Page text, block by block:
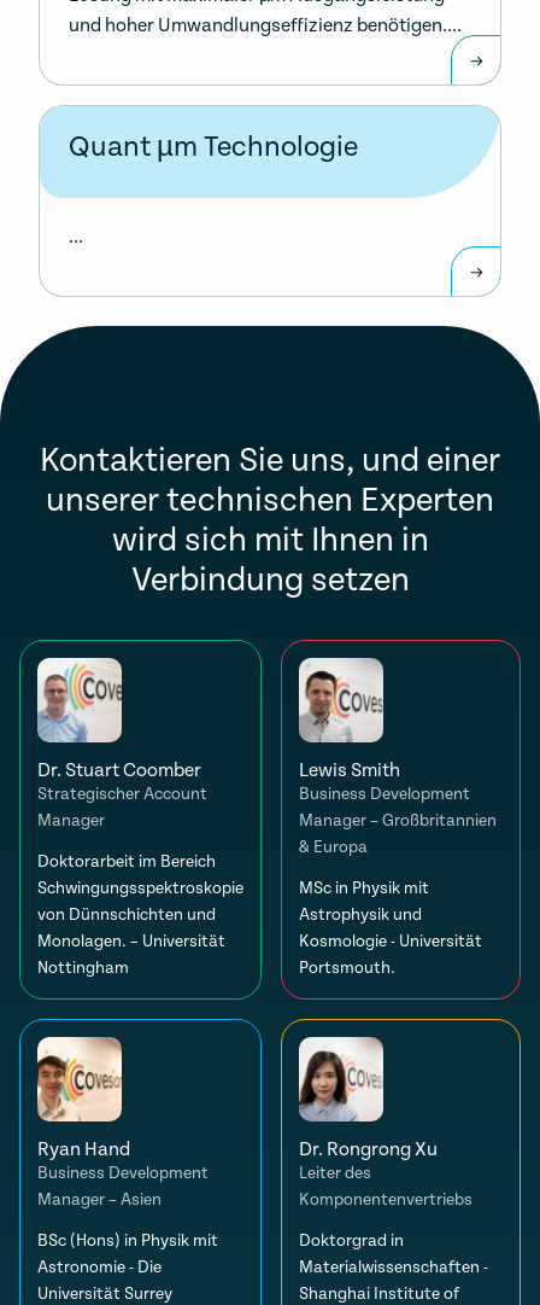
und hoher Umwandlungseffizienz benötigen....
Quant µm Technologie
...
Kontaktieren Sie uns, und einer
unserer technischen Experten
wird sich mit Ihnen in
Verbindung setzen
Dr. Stuart Coomber
Strategischer Account
Manager
Doktorarbeit im Bereich
Schwingungsspektroskopie
von Dünnschichten und
Monolagen. – Universität
Nottingham
Lewis Smith
Business Development
Manager – Großbritannien
& Europa
MSc in Physik mit
Astrophysik und
Kosmologie - Universität
Portsmouth.
Ryan Hand
Business Development
Manager – Asien
BSc (Hons) in Physik mit
Astronomie - Die
Universität Surrey
Dr. Rongrong Xu
Leiter des
Komponentenvertriebs
Doktorgrad in
Materialwissenschaften -
Shanghai Institute of